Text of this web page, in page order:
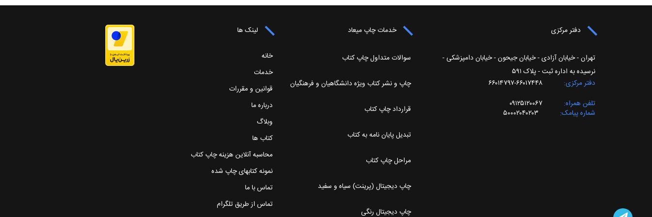
دفتر مرکزی
تهران - خیابان آزادی - خیابان جیحون - خیابان دامپزشکی -
نرسیده به اداره ثبت - پلاک ۵۹۱
دفتر مرکزی
۶۶۰۱۷۴۴۸-۶۶۰۱۴۷۹۷
تلفن همراه
۰۹۱۲۵۱۲۰۰۶۷
شماره پیامک
۵۰۰۰۲۰۴۰۲۰۳
خدمات چاپ میعاد
سوالات متداول چاپ کتاب
چاپ و نشر کتاب ویژه دانشگاهیان و فرهنگیان
قرارداد چاپ کتاب
تبدیل پایان نامه به کتاب
مراحل چاپ کتاب
چاپ دیجیتال (پرینت) سیاه و سفید
چاپ دیجیتال رنگی
لینک ها
خانه
خدمات
قوانین و مقررات
درباره ما
وبلاگ
کتاب ها
محاسبه آنلاین هزینه چاپ کتاب
نمونه کتابهای چاپ شده
تماس با ما
تماس از طریق تلگرام